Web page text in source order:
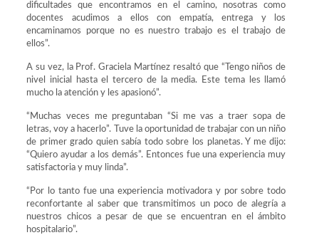
dificultades que encontramos en el camino, nosotras como
docentes acudimos a ellos con empatía, entrega y los
encaminamos porque no es nuestro trabajo es el trabajo de
ellos”.
A su vez, la Prof. Graciela Martínez resaltó que “Tengo niños de
nivel inicial hasta el tercero de la media. Este tema les llamó
mucho la atención y les apasionó”.
“Muchas veces me preguntaban “Si me vas a traer sopa de
letras, voy a hacerlo”. Tuve la oportunidad de trabajar con un niño
de primer grado quien sabía todo sobre los planetas. Y me dijo:
“Quiero ayudar a los demás”. Entonces fue una experiencia muy
satisfactoria y muy linda”.
“Por lo tanto fue una experiencia motivadora y por sobre todo
reconfortante al saber que transmitimos un poco de alegría a
nuestros chicos a pesar de que se encuentran en el ámbito
hospitalario”.